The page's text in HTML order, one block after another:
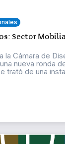
Sector
la Cámara de
nueva ronda
trató de una